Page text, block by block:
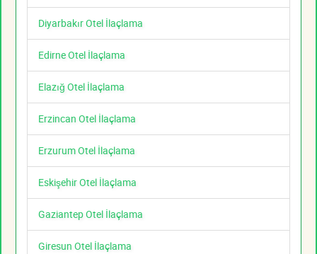
Diyarbakır Otel İlaçlama
Edirne Otel İlaçlama
Elazığ Otel İlaçlama
Erzincan Otel İlaçlama
Erzurum Otel İlaçlama
Eskişehir Otel İlaçlama
Gaziantep Otel İlaçlama
Giresun Otel İlaçlama